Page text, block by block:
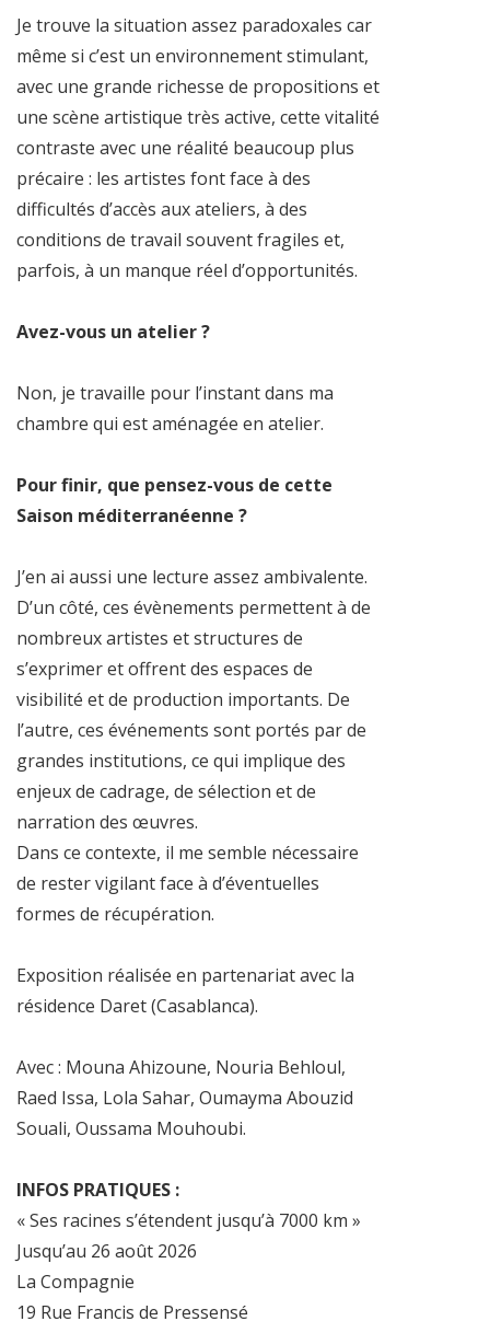
Je trouve la situation assez paradoxales car
même si c’est un environnement stimulant,
avec une grande richesse de propositions et
une scène artistique très active, cette vitalité
contraste avec une réalité beaucoup plus
précaire : les artistes font face à des
difficultés d’accès aux ateliers, à des
conditions de travail souvent fragiles et,
parfois, à un manque réel d’opportunités.
Avez-vous un atelier ?
Non, je travaille pour l’instant dans ma
chambre qui est aménagée en atelier.
Pour finir, que pensez-vous de cette
Saison méditerranéenne ?
J’en ai aussi une lecture assez ambivalente.
D’un côté, ces évènements permettent à de
nombreux artistes et structures de
s’exprimer et offrent des espaces de
visibilité et de production importants. De
l’autre, ces événements sont portés par de
grandes institutions, ce qui implique des
enjeux de cadrage, de sélection et de
narration des œuvres.
Dans ce contexte, il me semble nécessaire
de rester vigilant face à d’éventuelles
formes de récupération.
Exposition réalisée en partenariat avec la
résidence Daret (Casablanca).
Avec : Mouna Ahizoune, Nouria Behloul,
Raed Issa, Lola Sahar, Oumayma Abouzid
Souali, Oussama Mouhoubi.
INFOS PRATIQUES :
« Ses racines s’étendent jusqu’à 7000 km »
Jusqu’au 26 août 2026
La Compagnie
19 Rue Francis de Pressensé